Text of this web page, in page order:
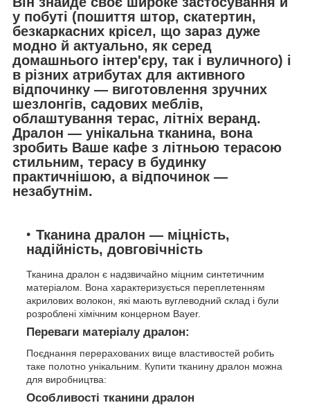
у побуті (пошиття штор, скатертин,
безкаркасних крісел, що зараз дуже
модно й актуально, як серед
домашнього інтер'єру, так і вуличного) і
в різних атрибутах для активного
відпочинку — виготовлення зручних
шезлонгів, садових меблів,
облаштування терас, літніх веранд.
Дралон — унікальна тканина, вона
зробить Ваше кафе з літньою терасою
стильним, терасу в будинку
практичнішою, а відпочинок —
незабутнім.
Тканина дралон — міцність,
надійність, довговічність
Тканина дралон є надзвичайно міцним синтетичним
матеріалом. Вона характеризується переплетенням
акрилових волокон, які мають вуглеводний склад і були
розроблені хімічним концерном Bayer.
Переваги матеріалу дралон:
Поєднання перерахованих вище властивостей робить
таке полотно унікальним. Купити тканину дралон можна
для виробництва:
Особливості тканини дралон